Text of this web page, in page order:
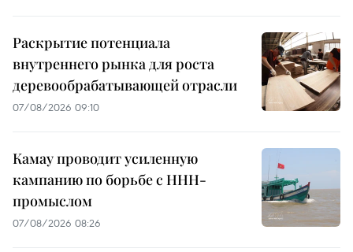
Раскрытие потенциала
внутреннего рынка для роста
деревообрабатывающей отрасли
07/08/2026 09:10
Камау проводит усиленную
кампанию по борьбе с ННН-
промыслом
07/08/2026 08:26